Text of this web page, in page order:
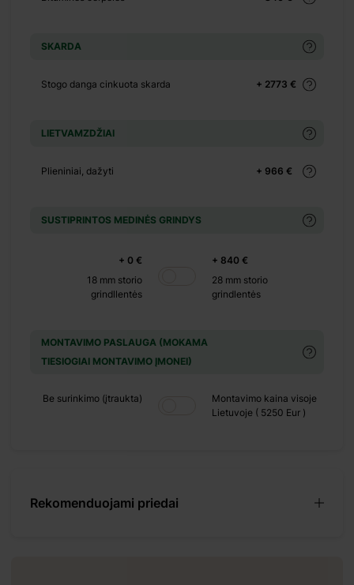
SKARDA
+ 2773 €
Stogo danga cinkuota skarda
LIETVAMZDŽIAI
+ 966 €
Plieniniai, dažyti
SUSTIPRINTOS MEDINĖS GRINDYS
+ 0 €
18 mm storio
grindllentės
+ 840 €
28 mm storio
grindlentės
MONTAVIMO PASLAUGA (MOKAMA
TIESIOGIAI MONTAVIMO ĮMONEI)
Be surinkimo (įtraukta)
Montavimo kaina visoje
Lietuvoje ( 5250 Eur )
Rekomenduojami priedai
+ 480 €
numatyta wc
ar miegamąjį.